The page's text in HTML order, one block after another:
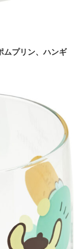
ムプリン、ハンギ